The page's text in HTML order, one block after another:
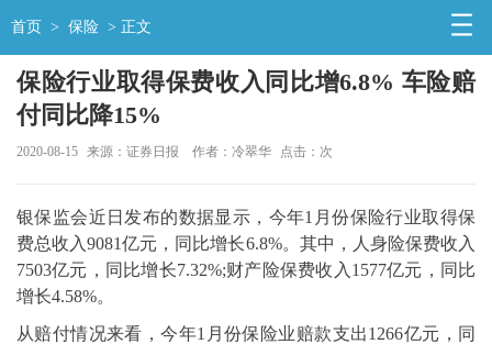
首页 > 保险 > 正文
保险行业取得保费收入同比增6.8% 车险赔
付同比降15%
2020-08-15 来源：证券日报 作者：冷翠华 点击： 次
银保监会近日发布的数据显示，今年1月份保险行业取得保
费总收入9081亿元，同比增长6.8%。其中，人身险保费收入
7503亿元，同比增长7.32%;财产险保费收入1577亿元，同比
增长4.58%。
从赔付情况来看，今年1月份保险业赔款支出1266亿元，同